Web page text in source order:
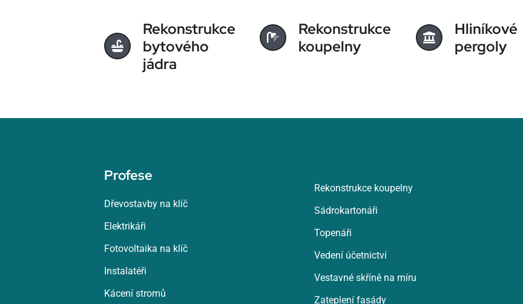
Rekonstrukce
bytového
jádra
Rekonstrukce
koupelny
Hliníkové
pergoly
Profese
Dřevostavby na klíč
Elektrikáři
Fotovoltaika na klíč
Instalatéři
Kácení stromů
Rekonstrukce koupelny
Sádrokartonáři
Topenáři
Vedení účetnictví
Vestavné skříně na míru
Zateplení fasády